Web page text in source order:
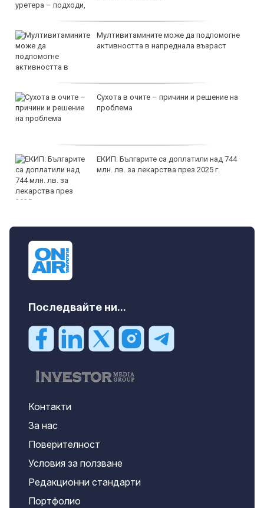
Мултивитамините може да подпомогне
активността в напреднала възраст
Сухота в очите – причини и решение на
проблема
ЕКИП: Българите са доплатили над 744
млн. лв. за лекарства през 2025 г.
Последвайте ни...
Контакти
За нас
Поверителност
Условия за ползване
Редакционни стандарти
Портфолио